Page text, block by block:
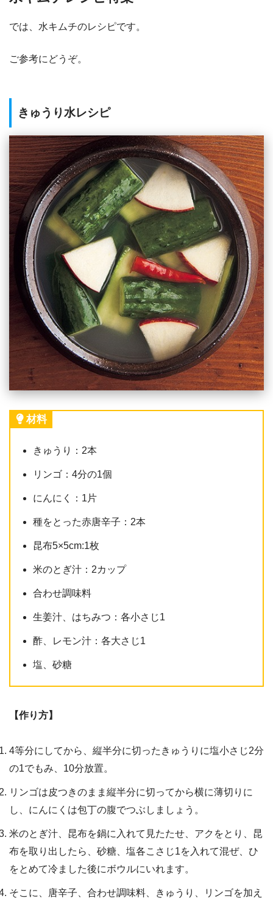
では、水キムチのレシピです。
ご参考にどうぞ。
きゅうり水レシピ
材料
きゅうり：2本
リンゴ：4分の1個
にんにく：1片
種をとった赤唐辛子：2本
昆布5×5cm:1枚
米のとぎ汁：2カップ
合わせ調味料
生姜汁、はちみつ：各小さじ1
酢、レモン汁：各大さじ1
塩、砂糖
【作り方】
4等分にしてから、縦半分に切ったきゅうりに塩小さじ2分
の1でもみ、10分放置。
リンゴは皮つきのまま縦半分に切ってから横に薄切りに
し、にんにくは包丁の腹でつぶしましょう。
米のとぎ汁、昆布を鍋に入れて見たたせ、アクをとり、昆
布を取り出したら、砂糖、塩各こさじ1を入れて混ぜ、ひ
をとめて冷ました後にボウルにいれます。
そこに、唐辛子、合わせ調味料、きゅうり、リンゴを加え